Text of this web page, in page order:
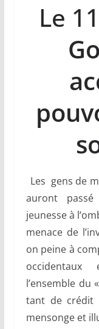
Le
Les gens de
auront
jeunesse à
menace de
on peine à
l’ensemble du
tant de crédit
mensonge et